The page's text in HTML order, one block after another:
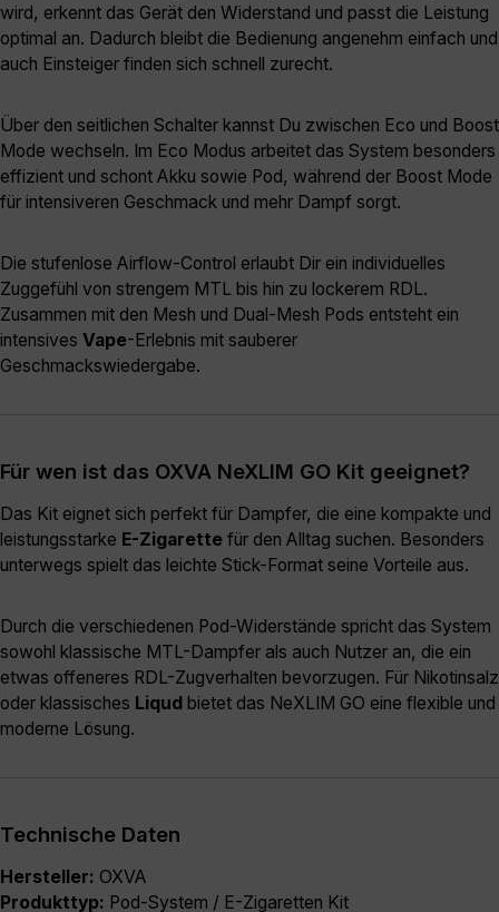
wird, erkennt das Gerät den Widerstand und passt die Leistung
optimal an. Dadurch bleibt die Bedienung angenehm einfach und
auch Einsteiger finden sich schnell zurecht.
Über den seitlichen Schalter kannst Du zwischen Eco und Boost
Mode wechseln. Im Eco Modus arbeitet das System besonders
effizient und schont Akku sowie Pod, während der Boost Mode
für intensiveren Geschmack und mehr Dampf sorgt.
Die stufenlose Airflow-Control erlaubt Dir ein individuelles
Zuggefühl von strengem MTL bis hin zu lockerem RDL.
Zusammen mit den Mesh und Dual-Mesh Pods entsteht ein
intensives Vape-Erlebnis mit sauberer
Geschmackswiedergabe.
Für wen ist das OXVA NeXLIM GO Kit geeignet?
Das Kit eignet sich perfekt für Dampfer, die eine kompakte und
leistungsstarke E-Zigarette für den Alltag suchen. Besonders
unterwegs spielt das leichte Stick-Format seine Vorteile aus.
Durch die verschiedenen Pod-Widerstände spricht das System
sowohl klassische MTL-Dampfer als auch Nutzer an, die ein
etwas offeneres RDL-Zugverhalten bevorzugen. Für Nikotinsalz
oder klassisches Liqud bietet das NeXLIM GO eine flexible und
moderne Lösung.
Technische Daten
Hersteller: OXVA
Produkttyp: Pod-System / E-Zigaretten Kit